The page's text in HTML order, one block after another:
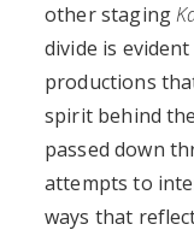
other staging
divide is
productions
spirit behind
passed down
attempts to
ways that